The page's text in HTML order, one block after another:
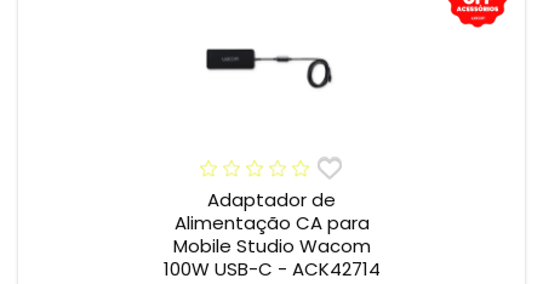
Adaptador de
Alimentação CA para
Mobile Studio Wacom
100W USB-C - ACK42714